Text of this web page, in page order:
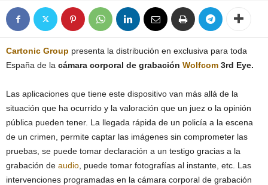
Cartonic Group presenta la distribución en exclusiva para toda
España de la cámara corporal de grabación Wolfcom 3rd Eye.
Las aplicaciones que tiene este dispositivo van más allá de la
situación que ha ocurrido y la valoración que un juez o la opinión
pública pueden tener. La llegada rápida de un policía a la escena
de un crimen, permite captar las imágenes sin comprometer las
pruebas, se puede tomar declaración a un testigo gracias a la
grabación de audio , puede tomar fotografías al instante, etc. Las
intervenciones programadas en la cámara corporal de grabación